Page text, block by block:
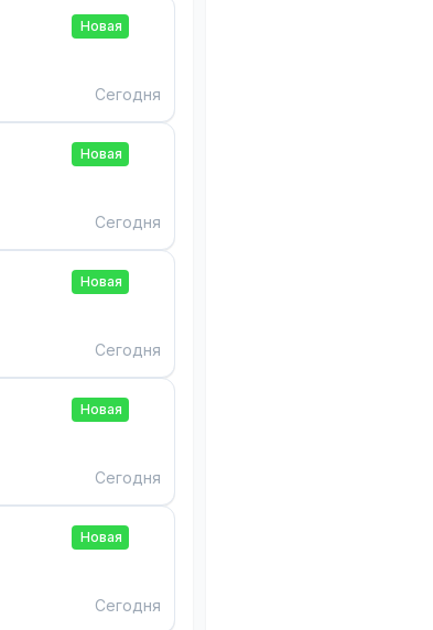
Новая
Сегодня
Новая
Сегодня
Новая
Сегодня
Новая
Сегодня
Новая
Сегодня